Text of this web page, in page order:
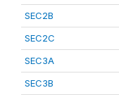
SEC2B
SEC2C
SEC3A
SEC3B